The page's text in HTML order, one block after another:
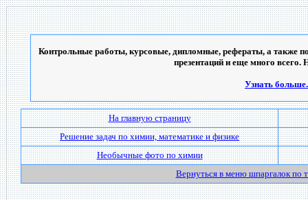
Контрольные работы, курсовые, дипломные, рефераты, а также
презентаций и еще много всего.
Узнать
На главную страницу
Решение задач по химии, математике и физике
Необычные фото по химии
Вернуться в меню шпаргалок по